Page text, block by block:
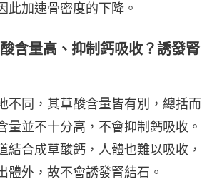
此加速骨密度的下降。
含量高、抑制鈣吸收？誘發腎
不同，其草酸含量皆有別，總括而
量並不十分高，不會抑制鈣吸收。
結合成草酸鈣，人體也難以吸收，
體外，故不會誘發腎結石。